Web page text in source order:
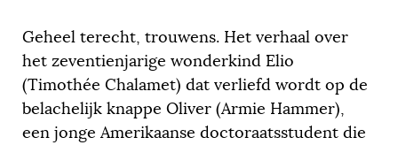
Geheel terecht, trouwens. Het verhaal over
het zeventienjarige wonderkind Elio
(Timothée Chalamet) dat verliefd wordt op de
belachelijk knappe Oliver (Armie Hammer),
een jonge Amerikaanse doctoraatsstudent die